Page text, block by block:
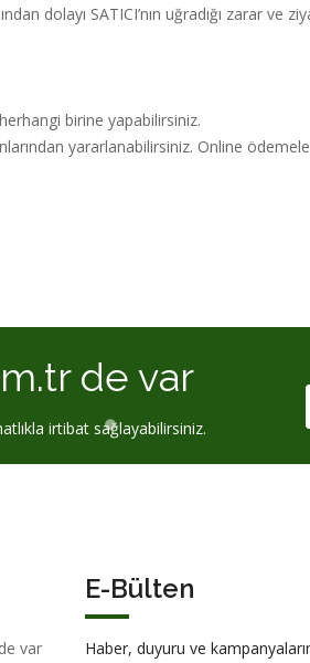
dolayı SATICI’nın uğradığı zarar ve
birine yapabilirsiniz.
yararlanabilirsiniz. Online
de var
irtibat sağlayabilirsiniz.
var
E-Bülten
Haber, duyuru ve